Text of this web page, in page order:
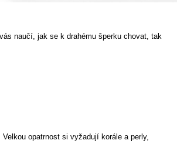
naučí, jak se k drahému šperku chovat, tak
opatrnost si vyžadují korále a perly,